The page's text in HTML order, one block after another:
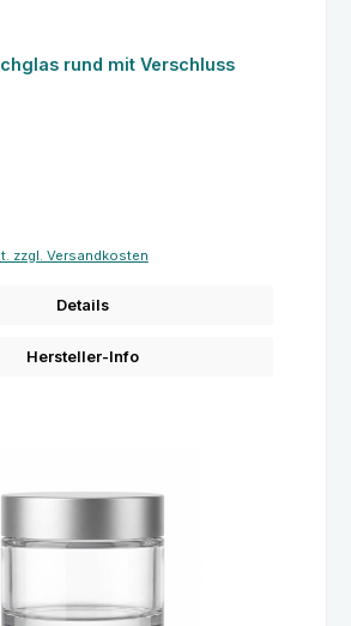
rund mit Verschluss
zzgl. Versandkosten
Details
Hersteller-Info